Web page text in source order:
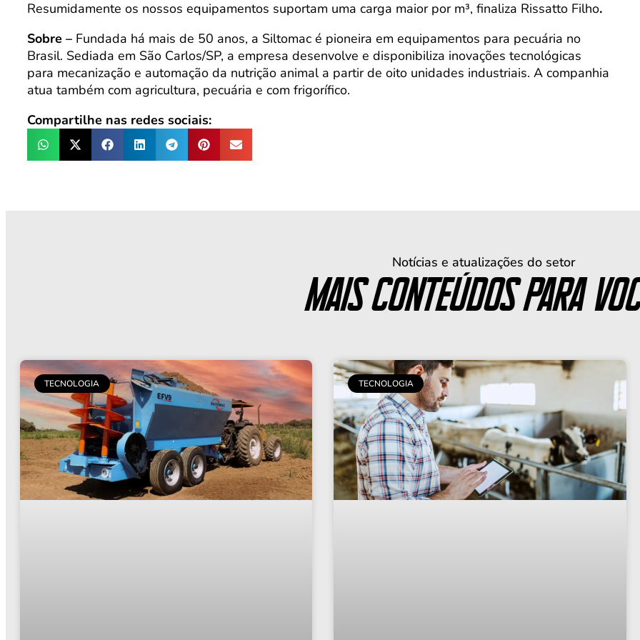
Resumidamente os nossos equipamentos suportam uma carga maior por m³, finaliza Rissatto Filho.
Sobre – Fundada há mais de 50 anos, a Siltomac é pioneira em equipamentos para pecuária no
Brasil. Sediada em São Carlos/SP, a empresa desenvolve e disponibiliza inovações tecnológicas
para mecanização e automação da nutrição animal a partir de oito unidades industriais. A companhia
atua também com agricultura, pecuária e com frigorífico.
Compartilhe nas redes sociais:
Notícias e atualizações do setor
Mais conteúdos para
TECNOLOGIA TECNOLOGIA